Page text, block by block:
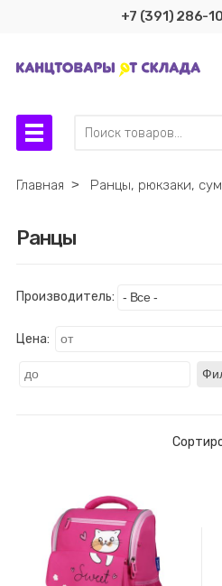
+7 (391) 286-
Главная ˃ Ранцы, рюкзаки,
Ранцы
Производитель:
Цена: